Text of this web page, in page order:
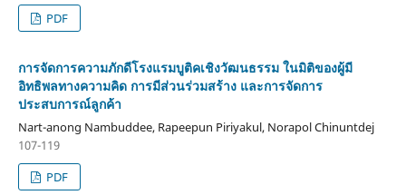
PDF
การจัดการความภักดีโรงแรมบูติคเชิงวัฒนธรรม ในมิติของผู้มี
อิทธิพลทางความคิด การมีส่วนร่วมสร้าง และการจัดการ
ประสบการณ์ลูกค้า
Nart-anong Nambuddee, Rapeepun Piriyakul, Norapol Chinuntdej
107-119
PDF